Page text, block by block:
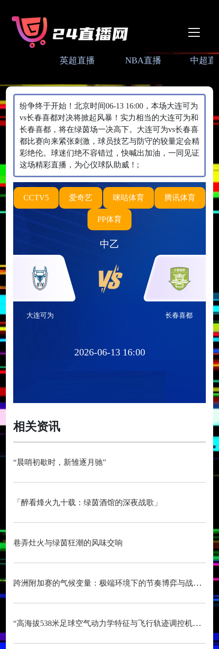
英超直播 NBA直播 中超直
纷争终于开始！北京时间06-13 16:00，本场大连可为
vs长春喜都对决将掀起风暴！实力相当的大连可为和
长春喜都，将在绿茵场一决高下。大连可为vs长春喜
都比赛向来紧张刺激，球员技艺与防守的较量定会精
彩绝伦。球迷们绝不容错过，快喊出加油，一同见证
这场精彩直播，为心仪球队助威！;
CCTV5 爱奇艺 咪咕体育 腾讯体育
PP体育
中乙
大连可为 长春喜都
2026-06-13 16:00
相关资讯
“晨哨初歇时，新雏逐月驰”
「醉看烽火九十载：绿茵酒馆的深夜战歌」
巷弄灶火与绿茵狂潮的风味交响
跨洲附加赛的气候变量：极端环境下的节奏博弈与战术自适应
“高海拔538米足球空气动力学特征与飞行轨迹调控机制——以2026世界杯BBVA球场为实证场景”